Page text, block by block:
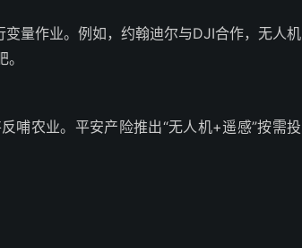
量作业。例如，约翰迪尔与DJI合作，无人机
哺农业。平安产险推出“无人机+遥感”按需投